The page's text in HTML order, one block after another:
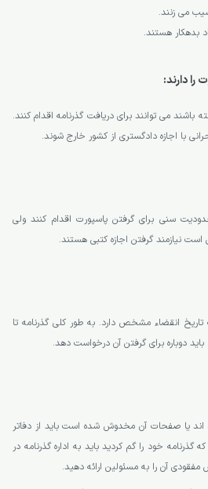
می زنند.
بدهکار هستند.
را دارند:
باشند می توانند برای دریافت گذرنامه اقدام کنند.
با اجازه دادگستری از کشور خارج شوند.
سنی برای گرفتن پاسپورت اقدام کنند ولی
انقضاء مشخص دارد. به طور کلی گذرنامه تا
دوباره برای گرفتن آن درخواست دهد.
اند یا صفحات آن مخدوش شده است باید از دفاتر
که گذرنامه خود را گم کردید باید به اداره گذرنامه در
آن را به مسئولین ارائه دهید.